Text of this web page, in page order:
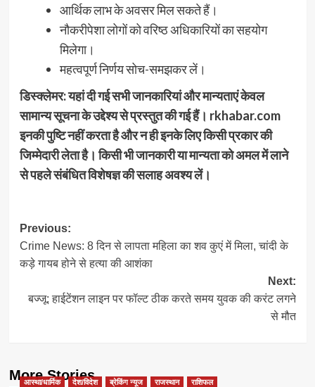
आर्थिक लाभ के अवसर मिल सकते हैं।
नौकरीपेशा लोगों को वरिष्ठ अधिकारियों का सहयोग
मिलेगा।
महत्वपूर्ण निर्णय सोच-समझकर लें।
डिस्क्लेमर: यहां दी गई सभी जानकारियां और मान्यताएं केवल
सामान्य सूचना के उद्देश्य से प्रस्तुत की गई हैं। rkhabar.com
इनकी पुष्टि नहीं करता है और न ही इनके लिए किसी प्रकार की
जिम्मेदारी लेता है। किसी भी जानकारी या मान्यता को अमल में लाने
से पहले संबंधित विशेषज्ञ की सलाह अवश्य लें।
Post
navigation
Previous:
Crime News: 8 दिन से लापता महिला का शव कुएं में मिला, चांदी के
कड़े गायब होने से हत्या की आशंका
Next:
बज्जू: हाईटेंशन लाइन पर फॉल्ट ठीक करते समय युवक की करंट लगने
से मौत
More Stories
आस्था/धार्मिक देश/विदेश ब्रेकिंग न्यूज राजस्थान राशिफल